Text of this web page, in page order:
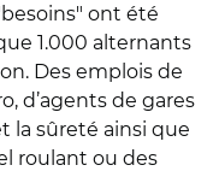
ont été
1.000 alternants
Des emplois de
d’agents de gares
la sûreté ainsi que
roulant ou des